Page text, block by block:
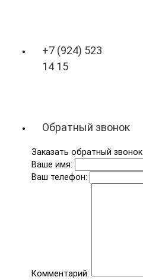
+7 (924) 523
14 15
Обратный звонок
Заказать обратный звонок
Ваше имя:
Ваш телефон:
Комментарий: